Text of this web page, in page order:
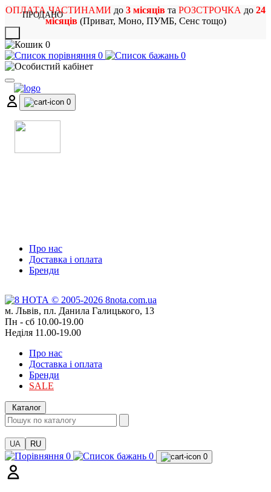
ОПЛАТА ЧАСТИНАМИ до 3 місяців та РОЗСТРОЧКА до 24
місяців(Приват, Моно, ПУМБ, Сенс тощо)
0
0
0
0
Про нас
Доставка і оплата
Бренди
м. Львів, пл. Данила Галицького, 13
Пн - сб 10.00-19.00
Неділя 11.00-19.00
Про нас
Доставка і оплата
Бренди
SALE
Каталог
UA RU
0 0 0
ПРОДАНО